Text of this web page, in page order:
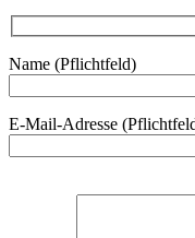
Name (Pflichtfeld)
E-Mail-Adresse